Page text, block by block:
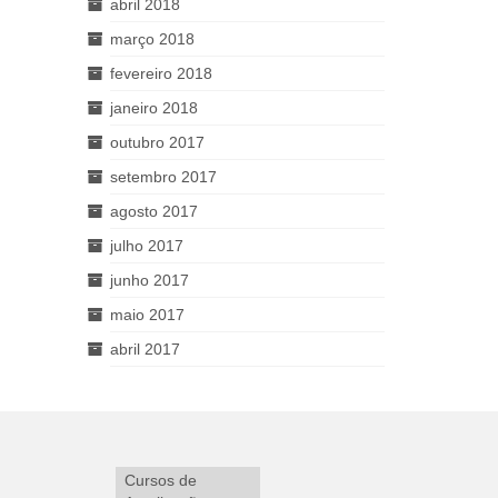
abril 2018
março 2018
fevereiro 2018
janeiro 2018
outubro 2017
setembro 2017
agosto 2017
julho 2017
junho 2017
maio 2017
abril 2017
Cursos de